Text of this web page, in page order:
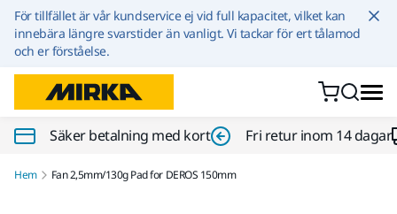
Hoppa till innehållet
För tillfället är vår kundservice ej vid full kapacitet, vilket kan
innebära längre svarstider än vanligt. Vi tackar för ert tålamod
och er förståelse.
Säker betalning med kort Fri retur inom 14 dagar
Hem Fan 2,5mm/130g Pad for DEROS 150mm